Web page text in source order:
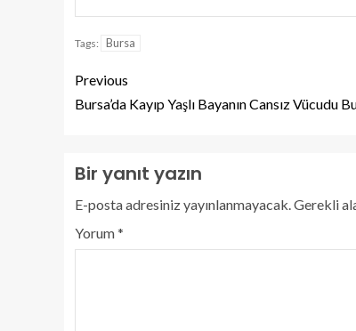
Tags: Bursa
Previous
Bursa’da Kayıp Yaşlı Bayanın Cansız Vücudu
Bir yanıt yazın
E-posta adresiniz yayınlanmayacak.Gerekli
Yorum*